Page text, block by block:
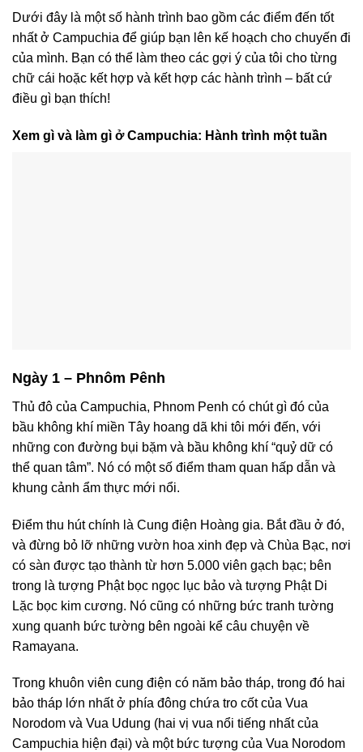
Dưới đây là một số hành trình bao gồm các điểm đến tốt
nhất ở Campuchia để giúp bạn lên kế hoạch cho chuyến đi
của mình. Bạn có thể làm theo các gợi ý của tôi cho từng
chữ cái hoặc kết hợp và kết hợp các hành trình – bất cứ
điều gì bạn thích!
Xem gì và làm gì ở Campuchia: Hành trình một tuần
Ngày 1 – Phnôm Pênh
Thủ đô của Campuchia, Phnom Penh có chút gì đó của
bầu không khí miền Tây hoang dã khi tôi mới đến, với
những con đường bụi bặm và bầu không khí “quỷ dữ có
thể quan tâm”. Nó có một số điểm tham quan hấp dẫn và
khung cảnh ẩm thực mới nổi.
Điểm thu hút chính là Cung điện Hoàng gia. Bắt đầu ở đó,
và đừng bỏ lỡ những vườn hoa xinh đẹp và Chùa Bạc, nơi
có sàn được tạo thành từ hơn 5.000 viên gạch bạc; bên
trong là tượng Phật bọc ngọc lục bảo và tượng Phật Di
Lặc bọc kim cương. Nó cũng có những bức tranh tường
xung quanh bức tường bên ngoài kể câu chuyện về
Ramayana.
Trong khuôn viên cung điện có năm bảo tháp, trong đó hai
bảo tháp lớn nhất ở phía đông chứa tro cốt của Vua
Norodom và Vua Udung (hai vị vua nổi tiếng nhất của
Campuchia hiện đại) và một bức tượng của Vua Norodom